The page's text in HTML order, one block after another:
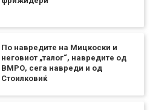
По навредите на Мицкоски и
неговиот „талог“, навредите од
ВМРО, сега навреди и од
Стоилковиќ